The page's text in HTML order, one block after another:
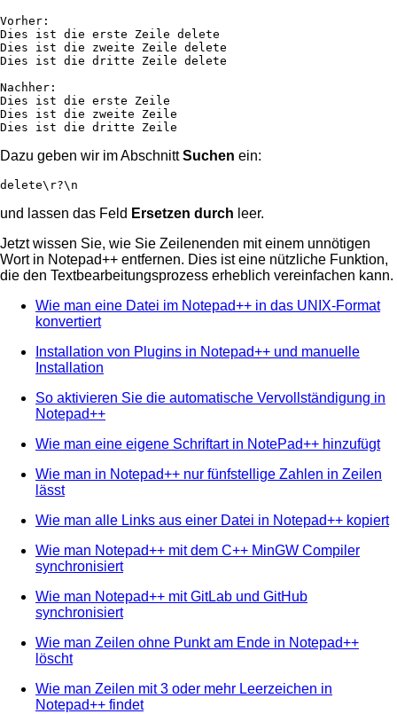
Vorher:
Dies ist die erste Zeile delete
Dies ist die zweite Zeile delete
Dies ist die dritte Zeile delete
Nachher:
Dies ist die erste Zeile
Dies ist die zweite Zeile
Dies ist die dritte Zeile
Dazu geben wir im AbschnittSuchen ein:
delete\r?\n
und lassen das Feld Ersetzen durch leer.
Jetzt wissen Sie, wie Sie Zeilenenden mit einem unnötigen
Wort in Notepad++ entfernen. Dies ist eine nützliche Funktion,
die den Textbearbeitungsprozess erheblich vereinfachen kann.
Wie man eine Datei im Notepad++ in das UNIX-Format
konvertiert
Installation von Plugins in Notepad++ und manuelle
Installation
So aktivieren Sie die automatische Vervollständigung in
Notepad++
Wie man eine eigene Schriftart in NotePad++ hinzufügt
Wie man in Notepad++ nur fünfstellige Zahlen in Zeilen
lässt
Wie man alle Links aus einer Datei in Notepad++ kopiert
Wie man Notepad++ mit dem C++ MinGW Compiler
synchronisiert
Wie man Notepad++ mit GitLab und GitHub
synchronisiert
Wie man Zeilen ohne Punkt am Ende in Notepad++
löscht
Wie man Zeilen mit 3 oder mehr Leerzeichen in
Notepad++ findet